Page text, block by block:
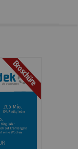
Broschüre